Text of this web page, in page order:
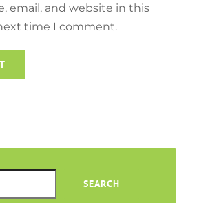
email, and website in this
time I comment.
SEARCH